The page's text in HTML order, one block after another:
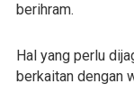
berihram.
Hal yang perlu
berkaitan dengan